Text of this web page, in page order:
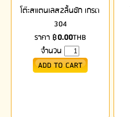
โต๊ะสแตนเลส2ลิ้นชัก เกรด
304
ราคา ฿0.00THB
จำนวน